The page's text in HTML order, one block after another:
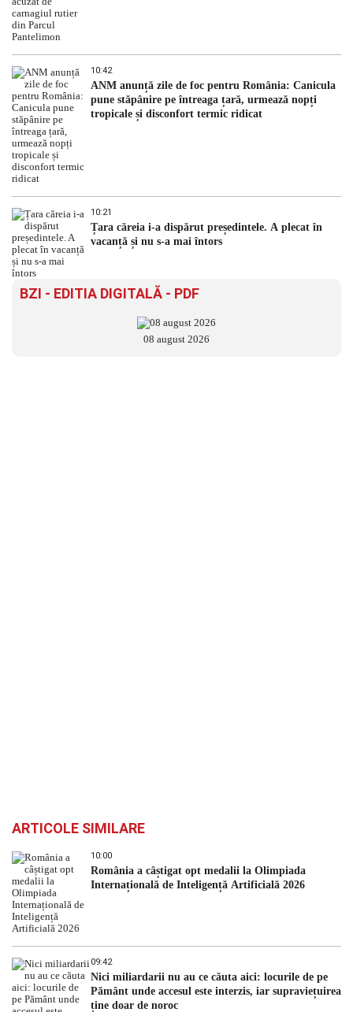
10:42
ANM anunță zile de foc pentru România: Canicula
pune stăpânire pe întreaga țară, urmează nopți
tropicale și disconfort termic ridicat
10:21
Țara căreia i-a dispărut președintele. A plecat în
vacanță și nu s-a mai întors
BZI - EDITIA DIGITALĂ - PDF
08 august 2026
ARTICOLE SIMILARE
10:00
România a câștigat opt medalii la Olimpiada
Internațională de Inteligență Artificială 2026
09:42
Nici miliardarii nu au ce căuta aici: locurile de pe
Pământ unde accesul este interzis, iar supraviețuirea
ține doar de noroc